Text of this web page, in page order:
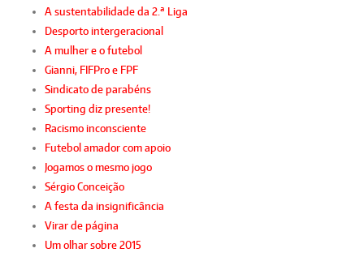
A sustentabilidade da 2.ª Liga
Desporto intergeracional
A mulher e o futebol
Gianni, FIFPro e FPF
Sindicato de parabéns
Sporting diz presente!
Racismo inconsciente
Futebol amador com apoio
Jogamos o mesmo jogo
Sérgio Conceição
A festa da insignificância
Virar de página
Um olhar sobre 2015